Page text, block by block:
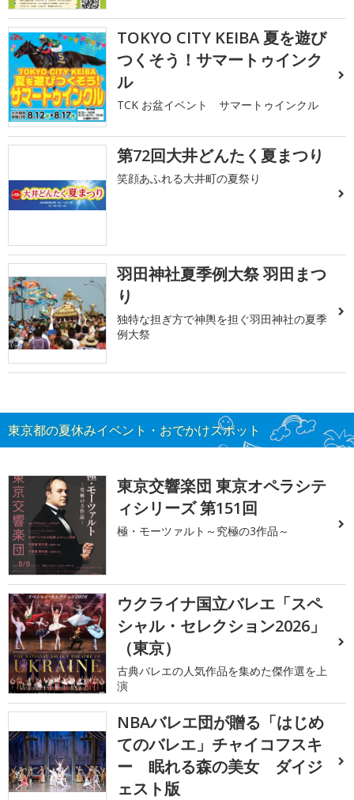
TOKYO CITY KEIBA 夏を遊び
つくそう！サマートゥインク
ル
TCK お盆イベント サマートゥインクル
第72回大井どんたく夏まつり
笑顔あふれる大井町の夏祭り
羽田神社夏季例大祭 羽田まつ
り
独特な担ぎ方で神輿を担ぐ羽田神社の夏季
例大祭
東京都の夏休みイベント・おでかけスポット
東京交響楽団 東京オペラシテ
ィシリーズ 第151回
極・モーツァルト～究極の3作品～
ウクライナ国立バレエ「スペ
シャル・セレクション2026」
（東京）
古典バレエの人気作品を集めた傑作選を上
演
NBAバレエ団が贈る「はじめ
てのバレエ」チャイコフスキ
ー 眠れる森の美女 ダイジ
ェスト版